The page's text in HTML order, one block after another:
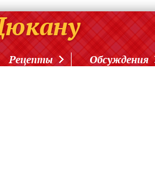
Рецепты Обсуждения